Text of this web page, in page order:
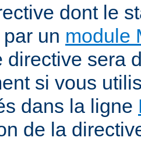
dont le
un module
directive sera
si vous
dans la ligne
de la